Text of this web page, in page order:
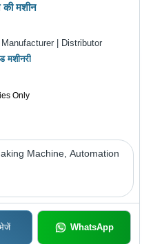
मशीन
Manufacturer | Distributor
मशीनरी
Only
Machine, Automation
WhatsApp